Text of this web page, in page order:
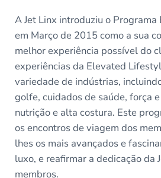
A Jet Linx introduziu o
em Março de 2015 como a sua
melhor experiência possível do
experiências da Elevated
variedade de indústrias,
golfe, cuidados de saúde, força
nutrição e alta costura. Este
os encontros de viagem dos
lhes os mais avançados e
luxo, e reafirmar a dedicação da
membros.